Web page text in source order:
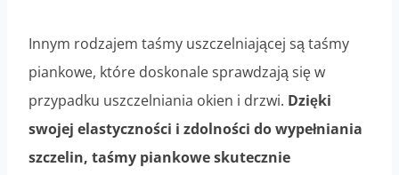
Innym rodzajem taśmy uszczelniającej są taśmy
piankowe, które doskonale sprawdzają się w
przypadku uszczelniania okien i drzwi. Dzięki
swojej elastyczności i zdolności do wypełniania
szczelin, taśmy piankowe skutecznie